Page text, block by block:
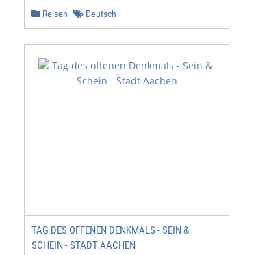
og-
ili
u
Reisen Deutsch
TAG DES OFFENEN DENKMALS - SEIN &
SCHEIN - STADT AACHEN